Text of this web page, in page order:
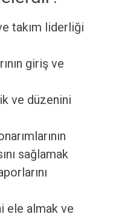
takım liderliği
giriş ve
ve düzenini
sağlamak
ele almak ve